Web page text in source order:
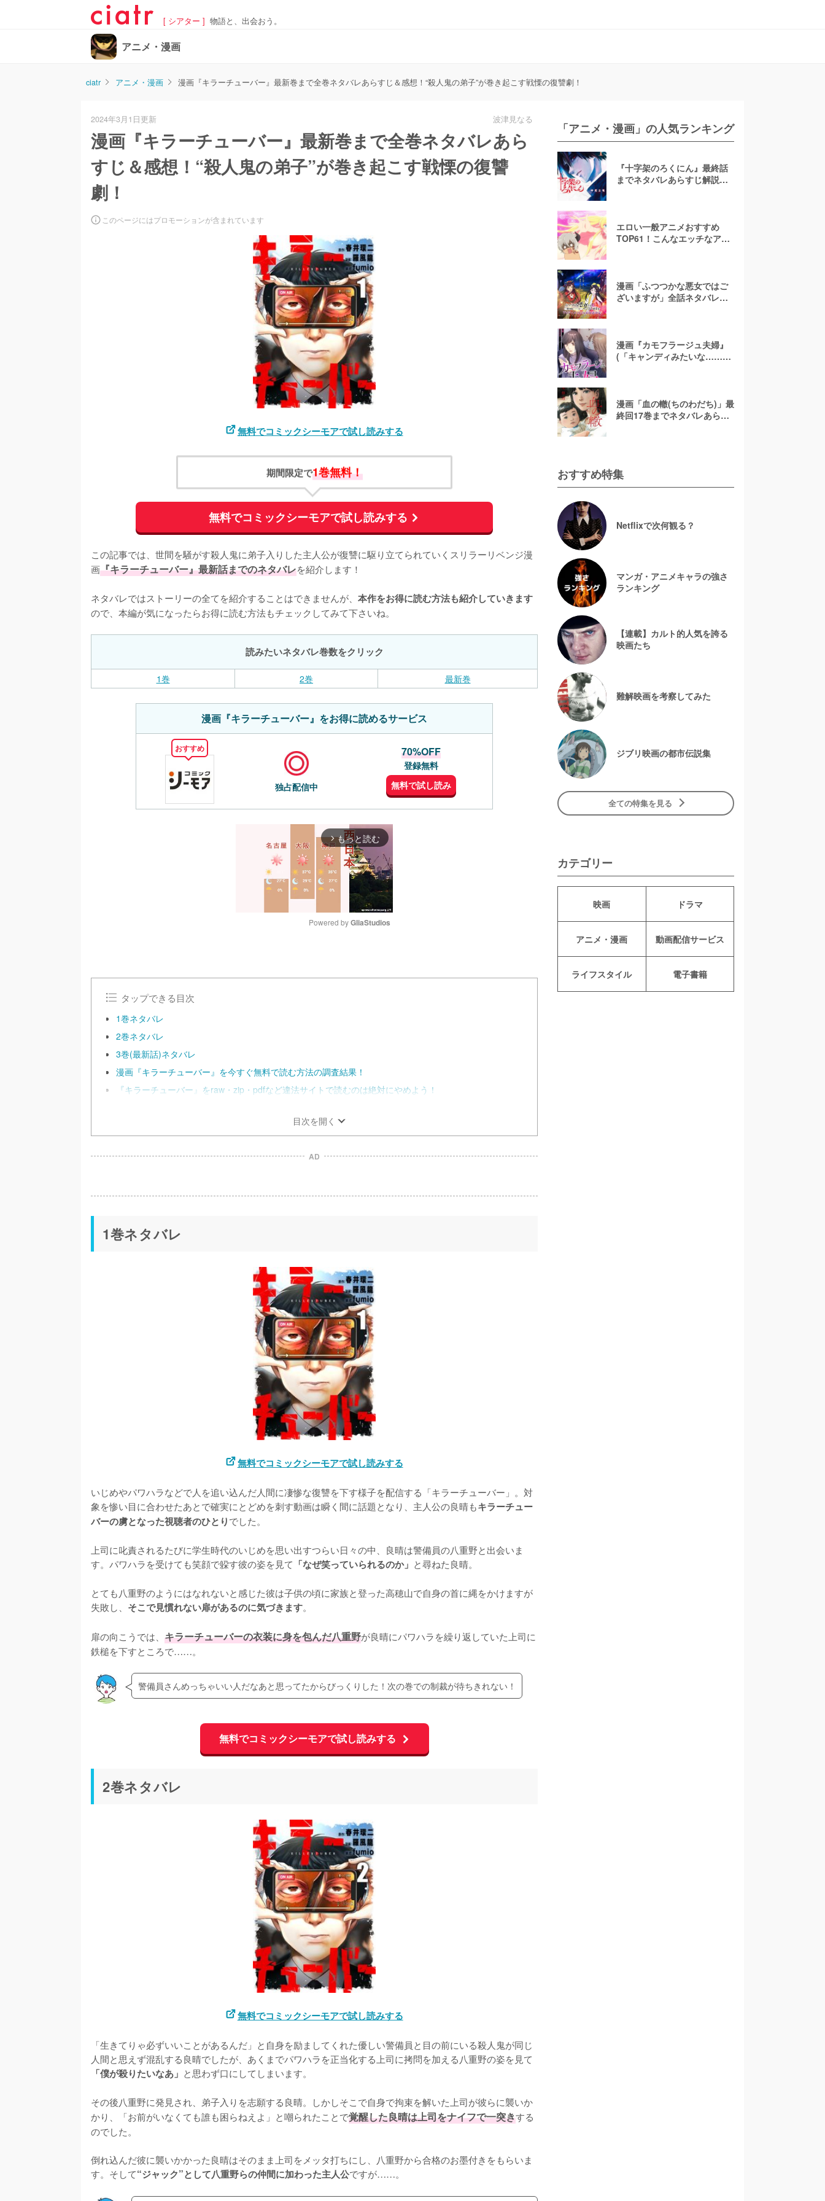
[ シアター ] 物語と、出会おう。
アニメ・漫画
ciatr アニメ・漫画 漫画『キラーチューバー』最新巻まで全巻ネタバレあらすじ＆感想！“殺人鬼の弟子”が巻き起こす戦慄の復讐劇！
2024年3月1日更新 波津見なる
漫画『キラーチューバー』最新巻まで全巻ネタバレあら
すじ＆感想！“殺人鬼の弟子”が巻き起こす戦慄の復讐
劇！
このページにはプロモーションが含まれています
無料でコミックシーモアで試し読みする
期間限定で1巻無料！
無料でコミックシーモアで試し読みする
この記事では、世間を騒がす殺人鬼に弟子入りした主人公が復讐に駆り立てられていくスリラーリベンジ漫
画『キラーチューバー』最新話までのネタバレを紹介します！
ネタバレではストーリーの全てを紹介することはできませんが、 本作をお得に読む方法も紹介していきます
ので、本編が気になったらお得に読む方法もチェックしてみて下さいね。
読みたいネタバレ巻数をクリック
1巻 2巻 最新巻
漫画『キラーチューバー』をお得に読めるサービス
おすすめ
独占配信中
70%OFF
登録無料
無料で試し読み
arrow_forward_ios もっと読む
u
Powered by GliaStudios
タップできる目次
1巻ネタバレ
2巻ネタバレ
3巻(最新話)ネタバレ
漫画『キラーチューバー』を今すぐ無料で読む方法の調査結果！
『キラーチューバー』をraw・zip・pdfなど違法サイトで読むのは絶対にやめよう！
目次を開く
AD
1巻ネタバレ
無料でコミックシーモアで試し読みする
いじめやパワハラなどで人を追い込んだ人間に凄惨な復讐を下す様子を配信する「キラーチューバー」。対
象を惨い目に合わせたあとで確実にとどめを刺す動画は瞬く間に話題となり、主人公の良晴もキラーチュー
バーの虜となった視聴者のひとりでした。
上司に叱責されるたびに学生時代のいじめを思い出すつらい日々の中、良晴は警備員の八重野と出会いま
す。パワハラを受けても笑顔で躱す彼の姿を見て 「なぜ笑っていられるのか」 と尋ねた良晴。
とても八重野のようにはなれないと感じた彼は子供の頃に家族と登った高穂山で自身の首に縄をかけますが
失敗し、 そこで見慣れない扉があるのに気づきます。
扉の向こうでは、 キラーチューバーの衣装に身を包んだ八重野が良晴にパワハラを繰り返していた上司に
鉄槌を下すところで……。
警備員さんめっちゃいい人だなあと思ってたからびっくりした！次の巻での制裁が待ちきれない！
無料でコミックシーモアで試し読みする
2巻ネタバレ
無料でコミックシーモアで試し読みする
「生きてりゃ必ずいいことがあるんだ」と自身を励ましてくれた優しい警備員と目の前にいる殺人鬼が同じ
人間と思えず混乱する良晴でしたが、あくまでパワハラを正当化する上司に拷問を加える八重野の姿を見て
「僕が殺りたいなあ」 と思わず口にしてしまいます。
その後八重野に発見され、弟子入りを志願する良晴。しかしそこで自身で拘束を解いた上司が彼らに襲いか
かり、「お前がいなくても誰も困らねえよ」と嘲られたことで覚醒した良晴は上司をナイフで一突きする
のでした。
倒れ込んだ彼に襲いかかった良晴はそのまま上司をメッタ打ちにし、八重野から合格のお墨付きをもらいま
す。そして“ジャック”として八重野らの仲間に加わった主人公ですが……。
「アニメ・漫画」の人気ランキング
『十字架のろくにん』最終話
までネタバレあらすじ解説！
エロい一般アニメおすすめ
TOP61！こんなエッチなアニ
漫画「ふつつかな悪女ではご
ざいますが」全話ネタバレあ
漫画『カモフラージュ夫婦』
(「キャンディみたいな……」)
漫画「血の轍(ちのわだち)」最
終回17巻までネタバレあらす
おすすめ特集
Netflixで次何観る？
マンガ・アニメキャラの強さ
ランキング
【連載】カルト的人気を誇る
映画たち
難解映画を考察してみた
ジブリ映画の都市伝説集
全ての特集を見る
カテゴリー
映画 ドラマ
アニメ・漫画 動画配信サービス
ライフスタイル 電子書籍